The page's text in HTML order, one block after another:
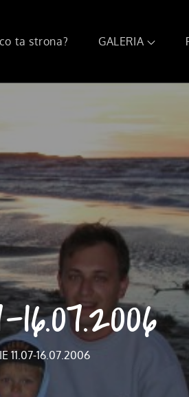
ta strona? GALERIA
16.07.2006
11.07-16.07.2006